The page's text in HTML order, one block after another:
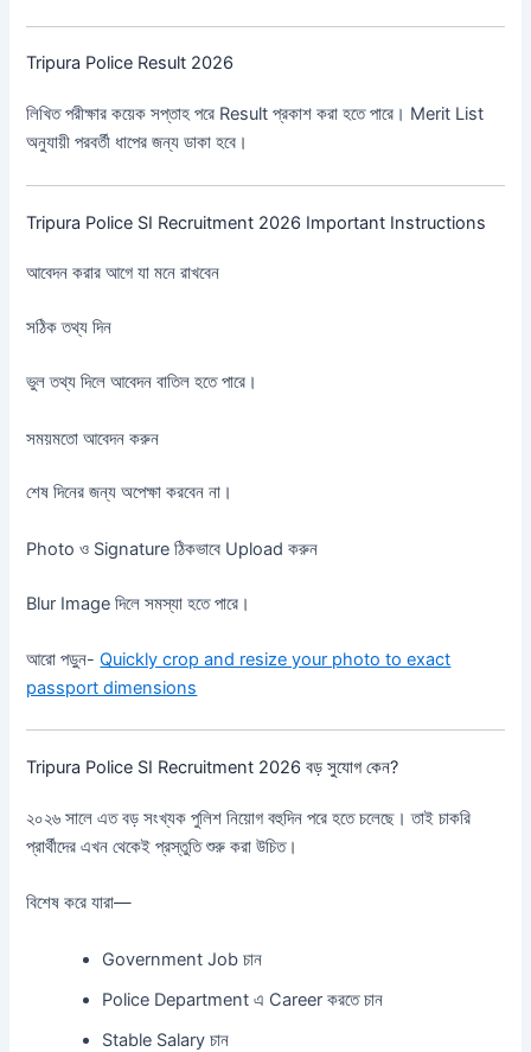
Tripura Police Result 2026
লিখিত পরীক্ষার কয়েক সপ্তাহ পরে Result প্রকাশ করা হতে পারে। Merit List
অনুযায়ী পরবর্তী ধাপের জন্য ডাকা হবে।
Tripura Police SI Recruitment 2026 Important Instructions
আবেদন করার আগে যা মনে রাখবেন
সঠিক তথ্য দিন
ভুল তথ্য দিলে আবেদন বাতিল হতে পারে।
সময়মতো আবেদন করুন
শেষ দিনের জন্য অপেক্ষা করবেন না।
Photo ও Signature ঠিকভাবে Upload করুন
Blur Image দিলে সমস্যা হতে পারে।
আরো পড়ুন-Quickly crop and resize your photo to exact
passport dimensions
Tripura Police SI Recruitment 2026 বড় সুযোগ কেন?
২০২৬ সালে এত বড় সংখ্যক পুলিশ নিয়োগ বহুদিন পরে হতে চলেছে। তাই চাকরি
প্রার্থীদের এখন থেকেই প্রস্তুতি শুরু করা উচিত।
বিশেষ করে যারা—
Government Job চান
Police Department এ Career করতে চান
Stable Salary চান